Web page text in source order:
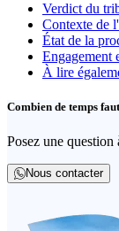
Verdict du
Contexte de
État de la
Engagement
À lire
Combien de temps
Posez une
Nous contacter